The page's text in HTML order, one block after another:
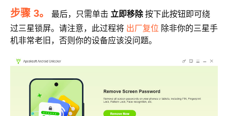
步骤 3。 最后，只需单击 立即移除按下此按钮即可绕
过三星锁屏。请注意，此过程将 出厂复位 除非你的三星手
机非常老旧，否则你的设备应该没问题。